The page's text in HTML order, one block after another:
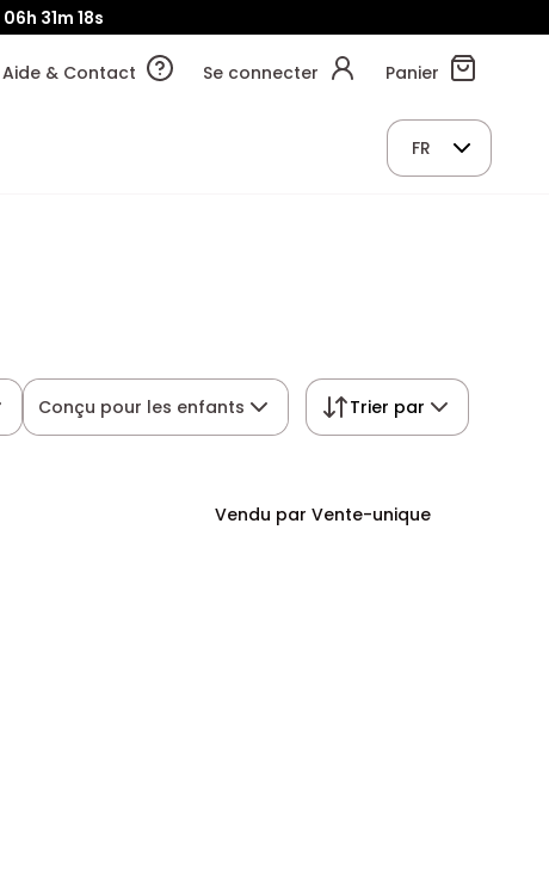
06h 31m 17s
Aide & Contact Se connecter Panier
FR
Conçu pour les enfants Trier par
Vendu par Vente-unique